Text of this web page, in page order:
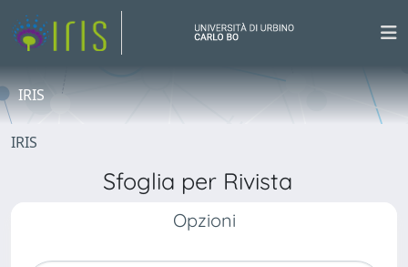
IRIS
IRIS
Sfoglia per Rivista
Opzioni